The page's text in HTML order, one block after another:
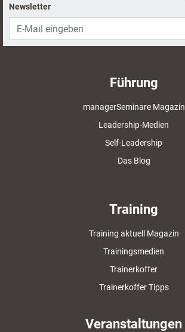
Newsletter
Führung
managerSeminare Magazin
Leadership-Medien
Self-Leadership
Das Blog
Training
Training aktuell Magazin
Trainingsmedien
Trainerkoffer
Trainerkoffer Tipps
Veranstaltungen